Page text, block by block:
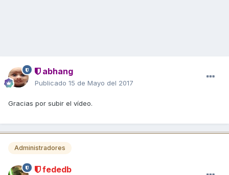
abhang
Publicado 15 de Mayo del 2017
Gracias por subir el vídeo.
Administradores
fededb